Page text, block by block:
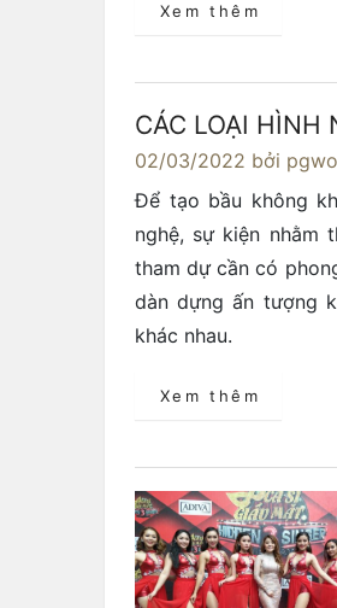
Xem thêm
CÁC LOẠI HÌNH
02/03/2022 bởi
Để tạo bầu không
nghệ, sự kiện nhằm
tham dự cần có
dàn dựng ấn tượng
khác nhau.
Xem thêm